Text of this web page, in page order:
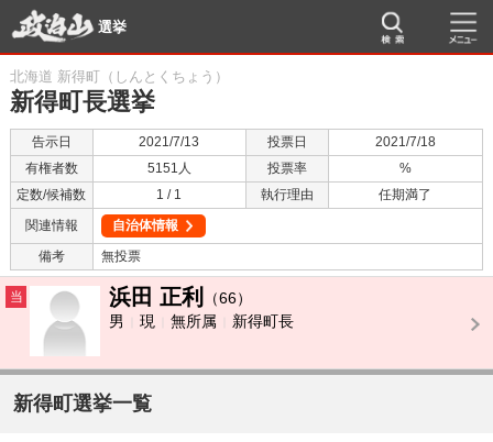
選挙
北海道 新得町（しんとくちょう）
新得町長選挙
告示日 2021/7/13 投票日
2021/7/18
有権者数
5151人 投票率
%
定数/候補数
1 / 1 執行理由
任期満了
関連情報
自治体情報
備考
無投票
当 浜田 正利
（66）
男
現 無所属 新得町長
新得町選挙一覧